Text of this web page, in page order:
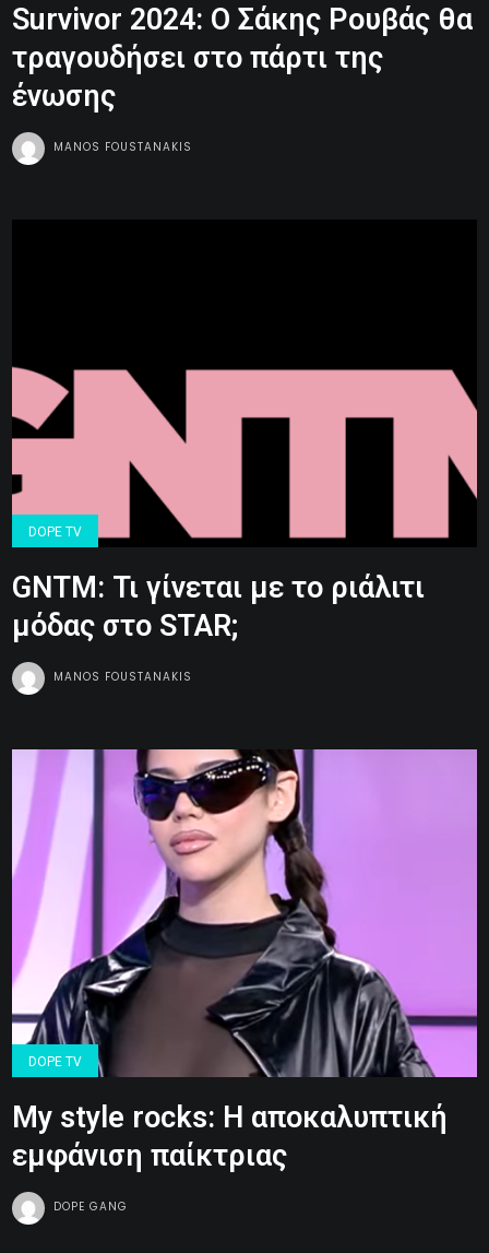
Survivor 2024: Ο Σάκης Ρουβάς θα
τραγουδήσει στο πάρτι της
ένωσης
MANOS FOUSTANAKIS
DOPE TV
GNTM: Τι γίνεται με το ριάλιτι
μόδας στο STAR;
MANOS FOUSTANAKIS
DOPE TV
My style rocks: Η αποκαλυπτική
εμφάνιση παίκτριας
DOPE GANG